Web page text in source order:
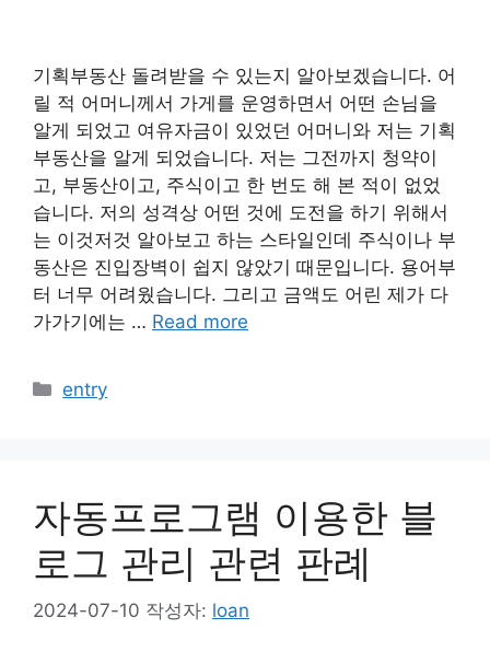
기획부동산 돌려받을 수 있는지 알아보겠습니다. 어
릴 적 어머니께서 가게를 운영하면서 어떤 손님을
알게 되었고 여유자금이 있었던 어머니와 저는 기획
부동산을 알게 되었습니다. 저는 그전까지 청약이
고, 부동산이고, 주식이고 한 번도 해 본 적이 없었
습니다. 저의 성격상 어떤 것에 도전을 하기 위해서
는 이것저것 알아보고 하는 스타일인데 주식이나 부
동산은 진입장벽이 쉽지 않았기 때문입니다. 용어부
터 너무 어려웠습니다. 그리고 금액도 어린 제가 다
가가기에는 … Read more
카
entry
자동프로그램 이용한 블
로그 관리 관련 판례
2024-07-10 작성자: loan